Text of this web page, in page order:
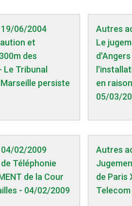
06/2004
et
des
Tribunal
persiste
Autres
Le
en
05/03/
02/2009
Téléphonie
de la Cour
- 04/02/2009
Autres
de Paris